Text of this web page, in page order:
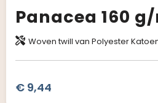
Woven twill van Polyester
€ 9,44